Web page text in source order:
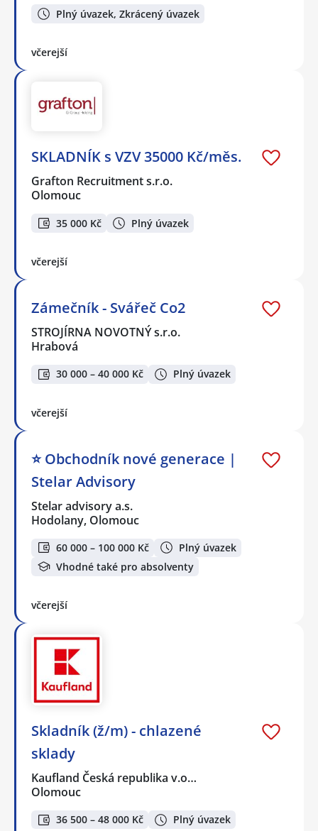
Plný úvazek, Zkrácený úvazek
včerejší
SKLADNÍK s VZV 35000 Kč/měs.
Grafton Recruitment s.r.o.
Olomouc
35 000 Kč Plný úvazek
včerejší
Zámečník - Svářeč Co2
STROJÍRNA NOVOTNÝ s.r.o.
Hrabová
30 000 – 40 000 Kč Plný úvazek
včerejší
⭐️ Obchodník nové generace |
Stelar Advisory
Stelar advisory a.s.
Hodolany, Olomouc
60 000 – 100 000 Kč
Plný úvazek
Vhodné také pro absolventy
včerejší
Skladník (ž/m) - chlazené
sklady
Kaufland Česká republika v.o…
Olomouc
36 500 – 48 000 Kč Plný úvazek